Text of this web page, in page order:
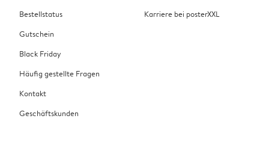
Bestellstatus
Gutschein
Black Friday
Häufig gestellte Fragen
Kontakt
Geschäftskunden
Karriere bei posterXXL